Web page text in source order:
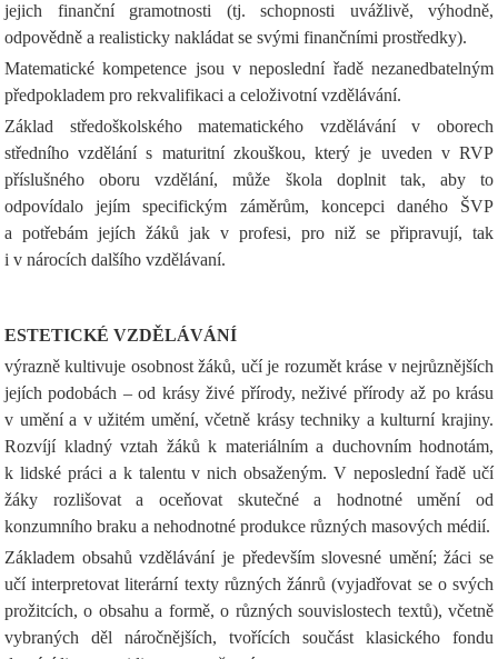
jejich finanční gramotnosti (tj. schopnosti uvážlivě, výhodně,
odpovědně a realisticky nakládat se svými finančními prostředky).
Matematické kompetence jsou v neposlední řadě nezanedbatelným
předpokladem pro rekvalifikaci a celoživotní vzdělávání.
Základ středoškolského matematického vzdělávání v oborech
středního vzdělání s maturitní zkouškou, který je uveden v RVP
příslušného oboru vzdělání, může škola doplnit tak, aby to
odpovídalo jejím specifickým záměrům, koncepci daného ŠVP
a potřebám jejích žáků jak v profesi, pro niž se připravují, tak
i v nárocích dalšího vzdělávaní.
ESTETICKÉ VZDĚLÁVÁNÍ
výrazně kultivuje osobnost žáků, učí je rozumět kráse v nejrůznějších
jejích podobách – od krásy živé přírody, neživé přírody až po krásu
v umění a v užitém umění, včetně krásy techniky a kulturní krajiny.
Rozvíjí kladný vztah žáků k materiálním a duchovním hodnotám,
k lidské práci a k talentu v nich obsaženým. V neposlední řadě učí
žáky rozlišovat a oceňovat skutečné a hodnotné umění od
konzumního braku a nehodnotné produkce různých masových médií.
Základem obsahů vzdělávání je především slovesné umění; žáci se
učí interpretovat literární texty různých žánrů (vyjadřovat se o svých
prožitcích, o obsahu a formě, o různých souvislostech textů), včetně
vybraných děl náročnějších, tvořících součást klasického fondu